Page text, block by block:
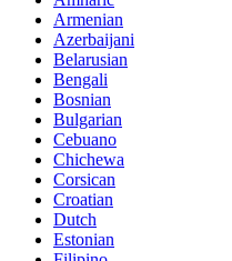
Armenian
Azerbaijani
Belarusian
Bengali
Bosnian
Bulgarian
Cebuano
Chichewa
Corsican
Croatian
Dutch
Estonian